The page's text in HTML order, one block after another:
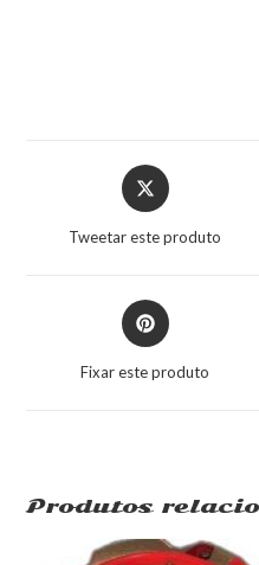
Tweetar este produto
Fixar este produto
Produtos